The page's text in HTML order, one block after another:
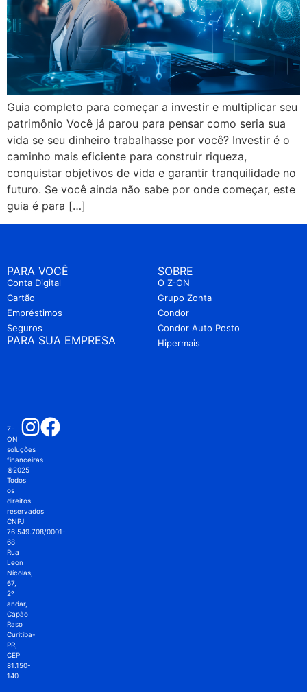
Guia completo para começar a investir e multiplicar seu
patrimônio Você já parou para pensar como seria sua
vida se seu dinheiro trabalhasse por você? Investir é o
caminho mais eficiente para construir riqueza,
conquistar objetivos de vida e garantir tranquilidade no
futuro. Se você ainda não sabe por onde começar, este
guia é para […]
PARA VOCÊ
Conta Digital
Cartão
Empréstimos
Seguros
PARA SUA EMPRESA
SOBRE
O Z-ON
Grupo Zonta
Condor
Condor Auto Posto
Hipermais
Z-
ON
soluções
financeiras
©2025
Todos
os
direitos
reservados
CNPJ
76.549.708/0001-
68
Rua
Leon
Nícolas,
67,
2º
andar,
Capão
Raso
Curitiba-
PR,
CEP
81.150-
140